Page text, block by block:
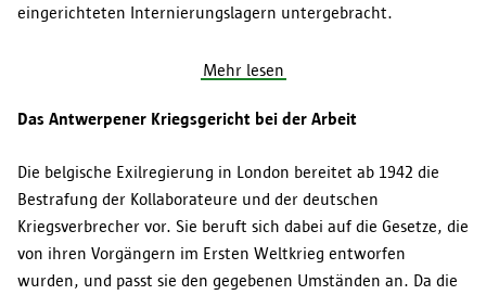
eingerichteten Internierungslagern untergebracht.
Mehr lesen
Das Antwerpener Kriegsgericht bei der Arbeit
Die belgische Exilregierung in London bereitet ab 1942 die
Bestrafung der Kollaborateure und der deutschen
Kriegsverbrecher vor. Sie beruft sich dabei auf die Gesetze, die
von ihren Vorgängern im Ersten Weltkrieg entworfen
wurden, und passt sie den gegebenen Umständen an. Da die